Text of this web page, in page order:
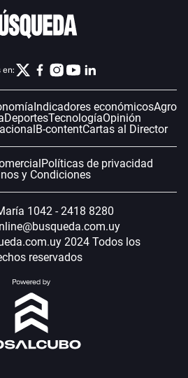
en:
Indicadores económicosAgro
DeportesTecnologíaOpinión
B-contentCartas al Director
Políticas de privacidad
y Condiciones
1042 - 2418 8280
2024 Todos los
reservados